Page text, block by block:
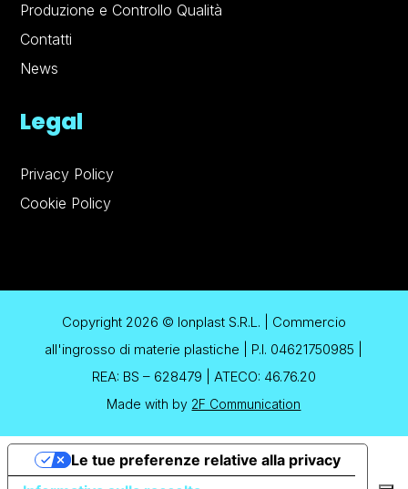
Produzione e Controllo Qualità
Contatti
News
Legal
Privacy Policy
Cookie Policy
Copyright 2026 © Ionplast S.R.L. | Commercio
all'ingrosso di materie plastiche | P.I. 04621750985 |
REA: BS – 628479 | ATECO: 46.76.20
Made with by 2F Communication
Le tue preferenze relative alla privacy